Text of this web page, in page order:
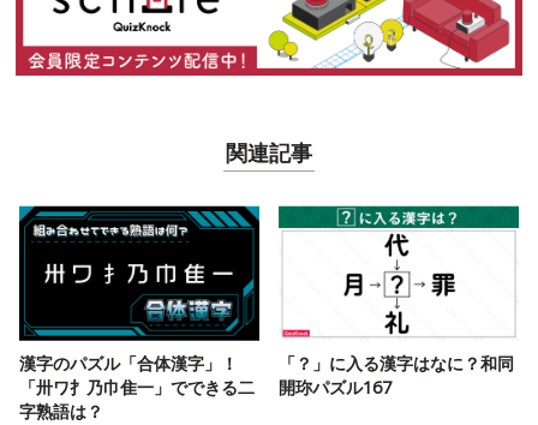
関連記事
漢字のパズル「合体漢字」！
「卅ワ扌乃巾隹一」でできる二
字熟語は？
「？」に入る漢字はなに？和同
開珎パズル167